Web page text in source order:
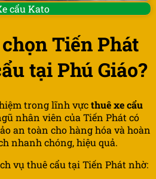
cẩu Kato
Tiến Phát
tại Phú Giáo?
trong lĩnh vựcthuê xe cẩu
nhân viên của Tiến Phát có
an toàn cho hàng hóa và hoàn
nhanh chóng, hiệu quả.
vụ thuê cẩu tại Tiến Phát nhờ: